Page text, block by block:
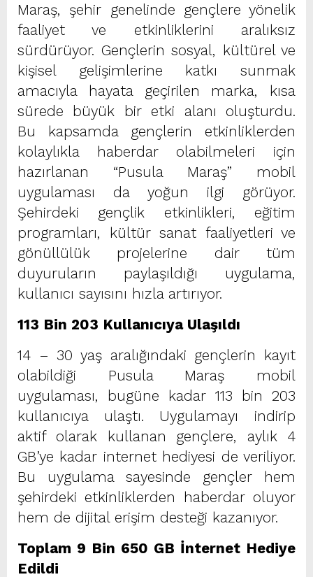
Maraş, şehir genelinde gençlere yönelik
faaliyet ve etkinliklerini aralıksız
sürdürüyor. Gençlerin sosyal, kültürel ve
kişisel gelişimlerine katkı sunmak
amacıyla hayata geçirilen marka, kısa
sürede büyük bir etki alanı oluşturdu.
Bu kapsamda gençlerin etkinliklerden
kolaylıkla haberdar olabilmeleri için
hazırlanan “Pusula Maraş” mobil
uygulaması da yoğun ilgi görüyor.
Şehirdeki gençlik etkinlikleri, eğitim
programları, kültür sanat faaliyetleri ve
gönüllülük projelerine dair tüm
duyuruların paylaşıldığı uygulama,
kullanıcı sayısını hızla artırıyor.
113 Bin 203 Kullanıcıya Ulaşıldı
14 – 30 yaş aralığındaki gençlerin kayıt
olabildiği Pusula Maraş mobil
uygulaması, bugüne kadar 113 bin 203
kullanıcıya ulaştı. Uygulamayı indirip
aktif olarak kullanan gençlere, aylık 4
GB’ye kadar internet hediyesi de veriliyor.
Bu uygulama sayesinde gençler hem
şehirdeki etkinliklerden haberdar oluyor
hem de dijital erişim desteği kazanıyor.
Toplam 9 Bin 650 GB İnternet Hediye
Edildi